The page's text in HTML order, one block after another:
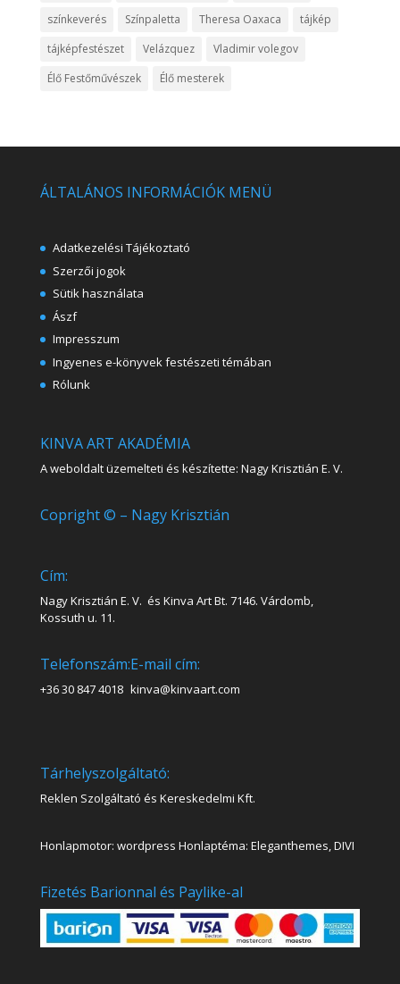
színkeverés
Színpaletta Theresa Oaxaca
tájkép
tájképfestészet
Velázquez
Vladimir volegov
Élő Festőművészek
Élő mesterek
ÁLTALÁNOS INFORMÁCIÓK MENÜ
Adatkezelési Tájékoztató
Szerzői jogok
Sütik használata
Ászf
Impresszum
Ingyenes e-könyvek festészeti témában
Rólunk
KINVA ART AKADÉMIA
A weboldalt üzemelteti és készítette: Nagy Krisztián E. V.
Copright © – Nagy Krisztián
Cím:
Nagy Krisztián E. V. és Kinva Art Bt. 7146. Várdomb,
Kossuth u. 11.
Telefonszám:
+36 30 847 4018
E-mail cím:
kinva@kinvaart.com
Tárhelyszolgáltató:
Reklen Szolgáltató és Kereskedelmi Kft.
Honlapmotor: wordpress Honlaptéma: Eleganthemes, DIVI
Fizetés Barionnal és Paylike-al